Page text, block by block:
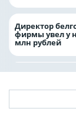
Директор
фирмы увел у
млн рублей